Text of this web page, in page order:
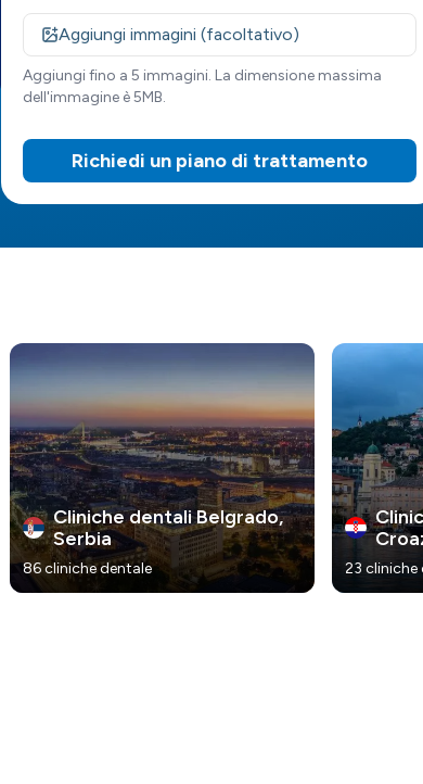
Aggiungi immagini (facoltativo)
Aggiungi fino a 5 immagini. La dimensione massima
dell'immagine è 5MB.
Richiedi un piano di trattamento
Cliniche dentali Belgrado,
Serbia
86 cliniche dentale 23 cliniche